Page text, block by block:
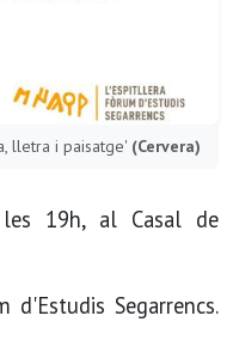
lletra i paisatge' (Cervera)
19h, al Casal de
d'Estudis Segarrencs.